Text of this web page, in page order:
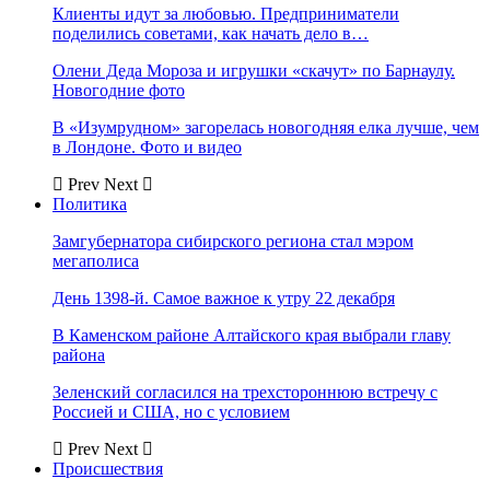
Клиенты идут за любовью. Предприниматели
поделились советами, как начать дело в…
Олени Деда Мороза и игрушки «скачут» по Барнаулу.
Новогодние фото
В «Изумрудном» загорелась новогодняя елка лучше, чем
в Лондоне. Фото и видео
Prev Next
Политика
Замгубернатора сибирского региона стал мэром
мегаполиса
День 1398-й. Самое важное к утру 22 декабря
В Каменском районе Алтайского края выбрали главу
района
Зеленский согласился на трехстороннюю встречу с
Россией и США, но с условием
Prev Next
Происшествия